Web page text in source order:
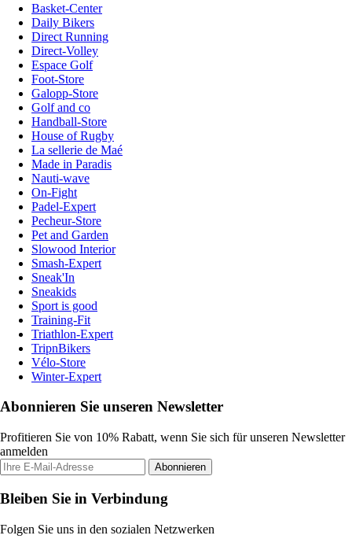
Basket-Center
Daily Bikers
Direct Running
Direct-Volley
Espace Golf
Foot-Store
Galopp-Store
Golf and co
Handball-Store
House of Rugby
La sellerie de Maé
Made in Paradis
Nauti-wave
On-Fight
Padel-Expert
Pecheur-Store
Pet and Garden
Slowood Interior
Smash-Expert
Sneak'In
Sneakids
Sport is good
Training-Fit
Triathlon-Expert
TripnBikers
Vélo-Store
Winter-Expert
Abonnieren Sie unseren Newsletter
Profitieren Sie von 10% Rabatt, wenn Sie sich für unseren Newsletter
anmelden
Abonnieren
Bleiben Sie in Verbindung
Folgen Sie uns in den sozialen Netzwerken